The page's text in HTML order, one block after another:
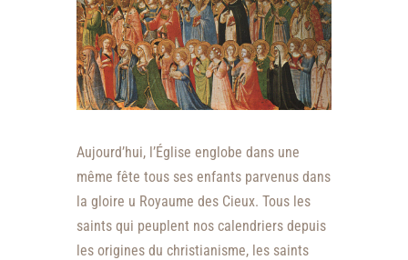
Aujourd’hui, l’Église englobe dans une
même fête tous ses enfants parvenus dans
la gloire u Royaume des Cieux. Tous les
saints qui peuplent nos calendriers depuis
les origines du christianisme, les saints